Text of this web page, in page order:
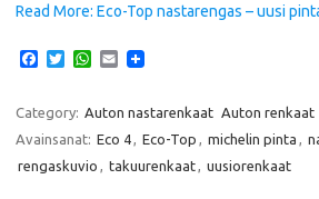
Read More: Eco-Top nastarengas – uusi
e
b
o
o
T
t
e
r
W
t
s
A
p
E
i
Category: Auton nastarenkaat Auton renkaat
Avainsanat: Eco 4 Eco-Top michelin pinta
rengaskuvio
takuurenkaat uusiorenkaat